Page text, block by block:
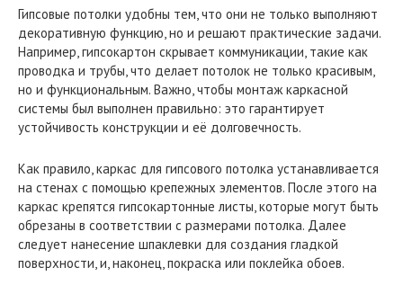
Гипсовые потолки удобны тем, что они не только выполняют
декоративную функцию, но и решают практические задачи.
Например, гипсокартон скрывает коммуникации, такие как
проводка и трубы, что делает потолок не только красивым,
но и функциональным. Важно, чтобы монтаж каркасной
системы был выполнен правильно: это гарантирует
устойчивость конструкции и её долговечность.
Как правило, каркас для гипсового потолка устанавливается
на стенах с помощью крепежных элементов. После этого на
каркас крепятся гипсокартонные листы, которые могут быть
обрезаны в соответствии с размерами потолка. Далее
следует нанесение шпаклевки для создания гладкой
поверхности, и, наконец, покраска или поклейка обоев.